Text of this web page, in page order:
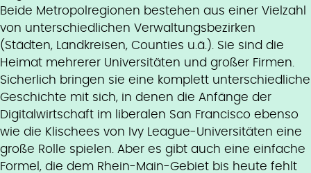
Beide Metropolregionen bestehen aus einer Vielzahl
von unterschiedlichen Verwaltungsbezirken
(Städten, Landkreisen, Counties u.ä.). Sie sind die
Heimat mehrerer Universitäten und großer Firmen.
Sicherlich bringen sie eine komplett unterschiedliche
Geschichte mit sich, in denen die Anfänge der
Digitalwirtschaft im liberalen San Francisco ebenso
wie die Klischees von Ivy League-Universitäten eine
große Rolle spielen. Aber es gibt auch eine einfache
Formel, die dem Rhein-Main-Gebiet bis heute fehlt